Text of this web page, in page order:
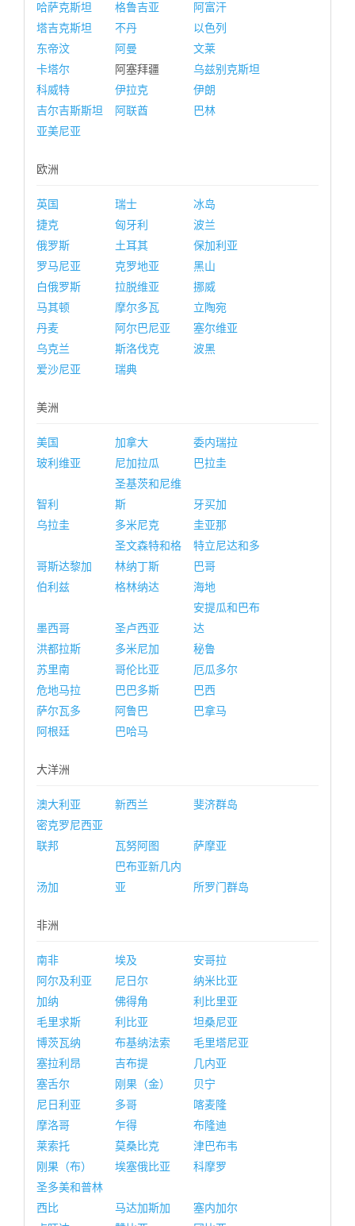
哈萨克斯坦
格鲁吉亚
阿富汗
塔吉克斯坦
不丹
以色列
东帝汶
阿曼
文莱
卡塔尔
阿塞拜疆
乌兹别克斯坦
科威特
伊拉克
伊朗
吉尔吉斯斯坦
阿联酋
巴林
亚美尼亚
欧洲
英国 瑞士
冰岛
捷克
匈牙利
波兰
俄罗斯
土耳其
保加利亚
罗马尼亚
克罗地亚
黑山
白俄罗斯
拉脱维亚
挪威
马其顿
摩尔多瓦
立陶宛
丹麦
阿尔巴尼亚
塞尔维亚
乌克兰
斯洛伐克
波黑
爱沙尼亚
瑞典
美洲
美国 加拿大
委内瑞拉
玻利维亚
尼加拉瓜 巴拉圭
智利
圣基茨和尼维
斯
牙买加
乌拉圭
多米尼克 圭亚那
哥斯达黎加
圣文森特和格
林纳丁斯
特立尼达和多
巴哥
伯利兹
格林纳达 海地
墨西哥 圣卢西亚
安提瓜和巴布
达
洪都拉斯
多米尼加
秘鲁
苏里南
哥伦比亚
厄瓜多尔
危地马拉
巴巴多斯
巴西
萨尔瓦多
阿鲁巴
巴拿马
阿根廷
巴哈马
大洋洲
澳大利亚 新西兰
斐济群岛
密克罗尼西亚
联邦
瓦努阿图 萨摩亚
汤加
巴布亚新几内
亚
所罗门群岛
非洲
南非 埃及
安哥拉
阿尔及利亚
尼日尔
纳米比亚
加纳
佛得角
利比里亚
毛里求斯
利比亚
坦桑尼亚
博茨瓦纳
布基纳法索
毛里塔尼亚
塞拉利昂
吉布提
几内亚
塞舌尔
刚果（金）
贝宁
尼日利亚
多哥
喀麦隆
摩洛哥
乍得
布隆迪
莱索托
莫桑比克
津巴布韦
刚果（布）
埃塞俄比亚
科摩罗
圣多美和普林
西比
马达加斯加
塞内加尔